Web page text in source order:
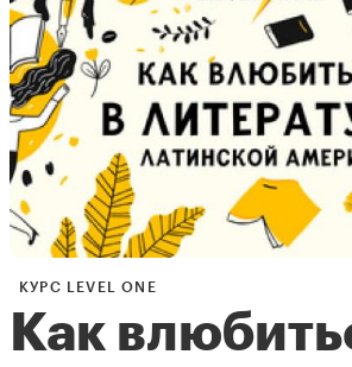
КУРС LEVEL ONE
Как